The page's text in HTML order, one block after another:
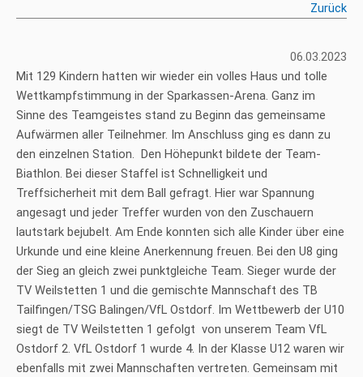
Zurück
06.03.2023
Mit 129 Kindern hatten wir wieder ein volles Haus und tolle
Wettkampfstimmung in der Sparkassen-Arena. Ganz im
Sinne des Teamgeistes stand zu Beginn das gemeinsame
Aufwärmen aller Teilnehmer. Im Anschluss ging es dann zu
den einzelnen Station. Den Höhepunkt bildete der Team-
Biathlon. Bei dieser Staffel ist Schnelligkeit und
Treffsicherheit mit dem Ball gefragt. Hier war Spannung
angesagt und jeder Treffer wurden von den Zuschauern
lautstark bejubelt. Am Ende konnten sich alle Kinder über eine
Urkunde und eine kleine Anerkennung freuen. Bei den U8 ging
der Sieg an gleich zwei punktgleiche Team. Sieger wurde der
TV Weilstetten 1 und die gemischte Mannschaft des TB
Tailfingen/TSG Balingen/VfL Ostdorf. Im Wettbewerb der U10
siegt de TV Weilstetten 1 gefolgt von unserem Team VfL
Ostdorf 2. VfL Ostdorf 1 wurde 4. In der Klasse U12 waren wir
ebenfalls mit zwei Mannschaften vertreten. Gemeinsam mit